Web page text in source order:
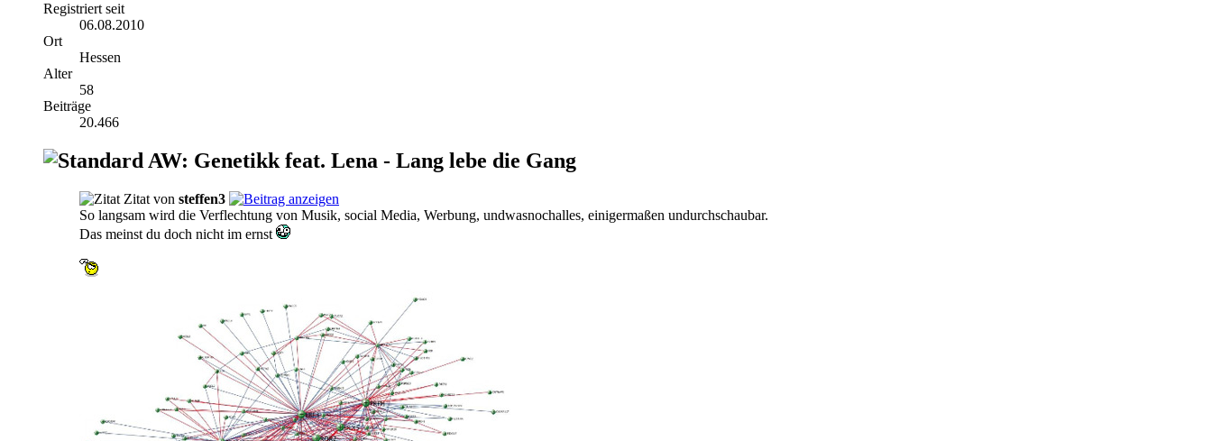
Registriert seit
06.08.2010
Ort
Hessen
Alter
58
Beiträge
20.466
AW: Genetikk feat. Lena - Lang lebe die Gang
Zitat von steffen3
So langsam wird die Verflechtung von Musik, social Media, Werbung, undwasnochalles, einigermaßen undurchschaubar.
Das meinst du doch nicht im ernst